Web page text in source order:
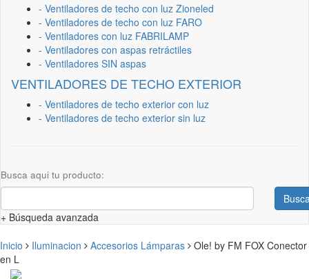
- Ventiladores de techo con luz Zioneled
- Ventiladores de techo con luz FARO
- Ventiladores con luz FABRILAMP
- Ventiladores con aspas retráctiles
- Ventiladores SIN aspas
VENTILADORES DE TECHO EXTERIOR
- Ventiladores de techo exterior con luz
- Ventiladores de techo exterior sin luz
Busca aqui tu producto:
+ Búsqueda avanzada
Inicio Iluminacion Accesorios Lámparas
Ole! by FM FOX Conector
en L